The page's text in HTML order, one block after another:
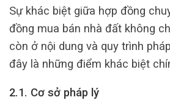
Sự khác biệt giữa hợp đồng
đồng mua bán nhà đất không
còn ở nội dung và quy trình
đây là những điểm khác biệt
2.1. Cơ sở pháp lý